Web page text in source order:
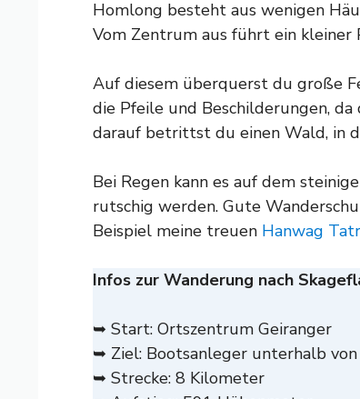
Homlong besteht aus wenigen
Vom Zentrum aus führt ein kleiner
Auf diesem überquerst du große
die Pfeile und Beschilderungen,
darauf betrittst du einen Wald, in
Bei Regen kann es auf dem
rutschig werden. Gute
Beispiel meine treuen Hanwag
Infos zur Wanderung nach
➥ Start: Ortszentrum Geiranger
➥ Ziel: Bootsanleger unterhalb
➥ Strecke: 8 Kilometer